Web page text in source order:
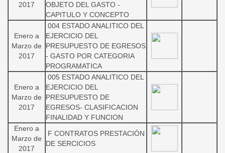
2017
OBJETO DEL GASTO -
CAPITULO Y CONCEPTO
Enero a
Marzo de
2017
004 ESTADO ANALITICO DEL
EJERCICIO DEL
PRESUPUESTO DE EGRESOS
- GASTO POR CATEGORIA
PROGRAMATICA
Enero a
Marzo de
2017
005 ESTADO ANALITICO DEL
EJERCICIO DEL
PRESUPUESTO DE
EGRESOS- CLASIFICACION
FINALIDAD Y FUNCION
Enero a
Marzo de
2017
F CONTRATOS PRESTACIÓN
DE SERCICIOS